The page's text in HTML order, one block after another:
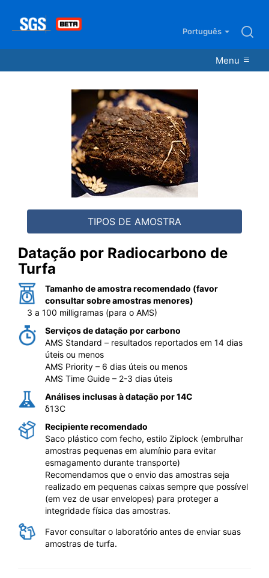
Português
Menu
Datação por Radiocarbono de
Turfa
Tamanho de amostra recomendado (favor
consultar sobre amostras menores)
3 a 100 milligramas (para o AMS)
Serviços de datação por carbono
AMS Standard – resultados reportados em 14 dias
úteis ou menos
AMS Priority – 6 dias úteis ou menos
AMS Time Guide – 2-3 dias úteis
Análises inclusas à datação por 14C
δ13C
Recipiente recomendado
Saco plástico com fecho, estilo Ziplock (embrulhar
amostras pequenas em alumínio para evitar
esmagamento durante transporte)
Recomendamos que o envio das amostras seja
realizado em pequenas caixas sempre que possível
(em vez de usar envelopes) para proteger a
integridade física das amostras.
Favor consultar o laboratório antes de enviar suas
amostras de turfa.